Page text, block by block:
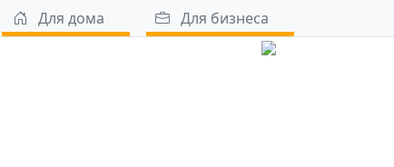
Для дома Для бизнеса